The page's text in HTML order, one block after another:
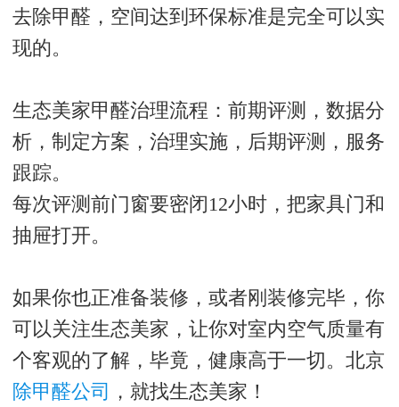
去除甲醛，空间达到环保标准是完全可以实
现的。
生态美家甲醛治理流程：前期评测，数据分
析，制定方案，治理实施，后期评测，服务
跟踪。
每次评测前门窗要密闭12小时，把家具门和
抽屉打开。
如果你也正准备装修，或者刚装修完毕，你
可以关注生态美家，让你对室内空气质量有
个客观的了解，毕竟，健康高于一切。北京
除甲醛公司 ，就找生态美家！